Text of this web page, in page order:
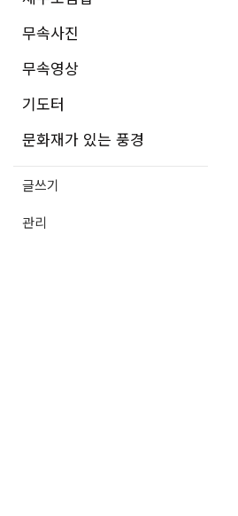
무속사진
무속영상
기도터
문화재가 있는 풍경
글쓰기
관리